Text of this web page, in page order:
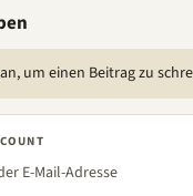
um einen Beitrag zu
E-Mail-Adresse